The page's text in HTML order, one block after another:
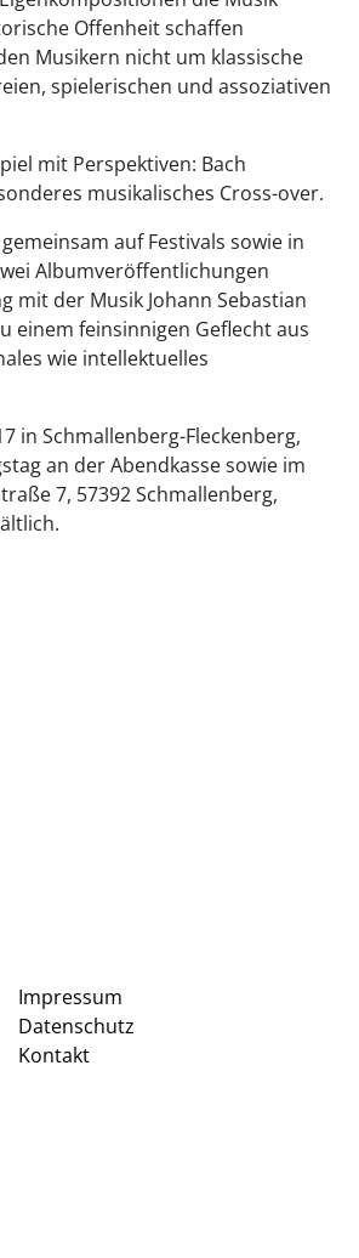
Offenheit schaffen
Musikern nicht um klassische
spielerischen und assoziativen
mit Perspektiven: Bach
musikalisches Cross-over.
auf Festivals sowie in
Albumveröffentlichungen
mit der Musik Johann Sebastian
einem feinsinnigen Geflecht aus
wie intellektuelles
in Schmallenberg-Fleckenberg,
an der Abendkasse sowie im
7, 57392 Schmallenberg,
Impressum
Datenschutz
Kontakt